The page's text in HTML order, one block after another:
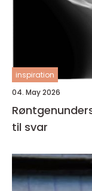
inspiration
04. May 2026
til svar